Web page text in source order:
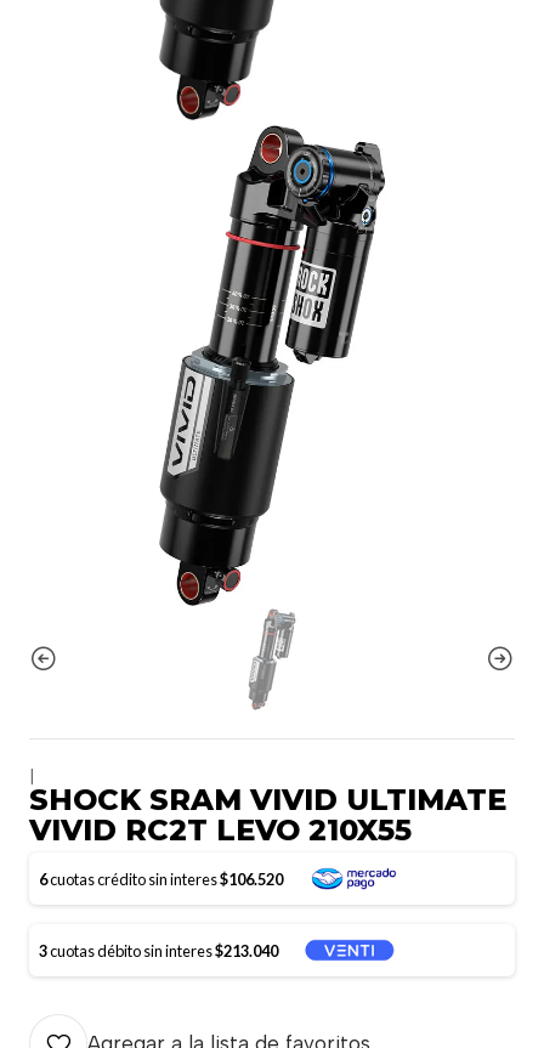
SHOCK SRAM VIVID ULTIMATE
VIVID RC2T LEVO 210X55
6cuotas crédito sin interes$106.520
3cuotas débito sin interes$213.040
Agregar a la lista de favoritos